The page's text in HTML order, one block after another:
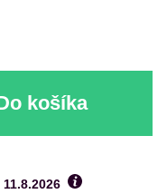
košíka
11.8.2026